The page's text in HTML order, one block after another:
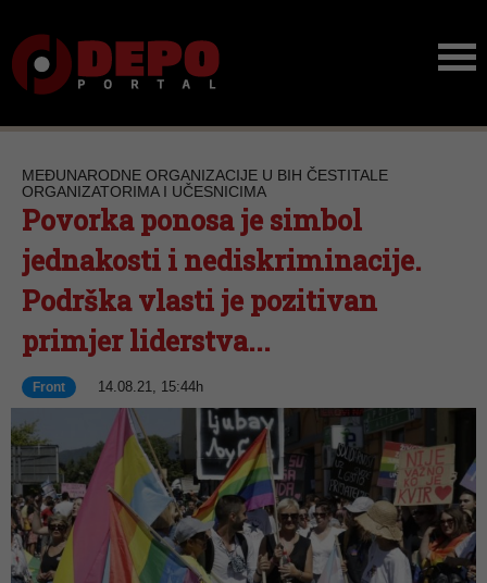
MEĐUNARODNE ORGANIZACIJE U BIH ČESTITALE
ORGANIZATORIMA I UČESNICIMA
Povorka ponosa je simbol
jednakosti i nediskriminacije.
Podrška vlasti je pozitivan
primjer liderstva...
Front 14.08.21, 15:44h